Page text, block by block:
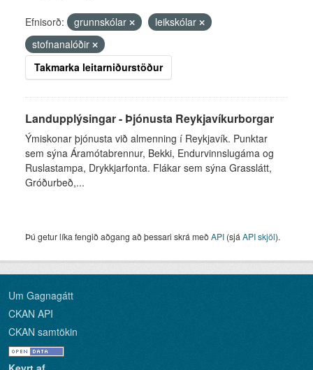
Efnisorð: grunnskólar
leikskólar
stofnanalóðir
Takmarka leitarniðurstöður
Landupplýsingar - Þjónusta Reykjavíkurborgar
Ýmiskonar þjónusta við almenning í Reykjavík. Punktar
sem sýna Áramótabrennur, Bekki, Endurvinnslugáma og
Ruslastampa, Drykkjarfonta. Flákar sem sýna Grasslátt,
Gróðurbeð,...
Þú getur líka fengið aðgang að þessari skrá meðAPI (sjá API skjöl).
Um Gagnagátt
CKAN API
CKAN samtökin